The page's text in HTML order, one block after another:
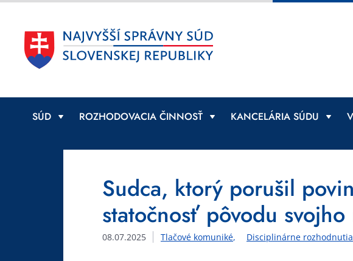
SÚD ROZHODOVACIA ČINNOSŤ KANCELÁRIA SÚDU
Sudca, ktorý porušil
statočnosť pôvodu
08.07.2025 Tlačové komuniké Disciplinárne rozhodnutia